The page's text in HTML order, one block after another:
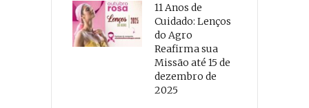
11 Anos de
Cuidado: Lenços
do Agro
Reafirma sua
Missão até 15 de
dezembro de
2025